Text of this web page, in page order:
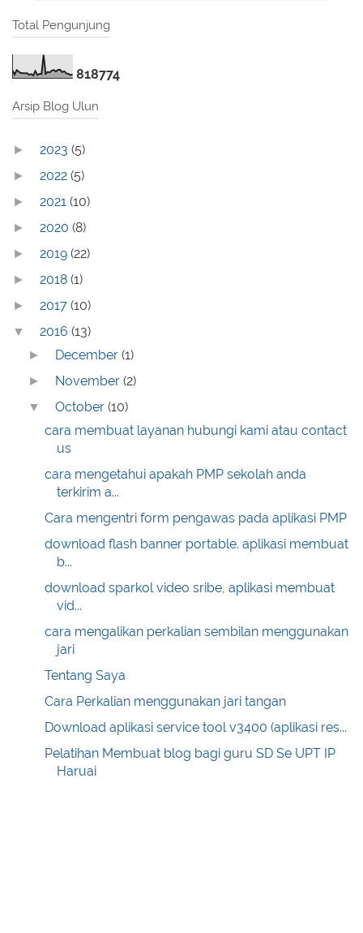
Total Pengunjung
818774
Arsip Blog Ulun
► 2023 (5)
► 2022 (5)
► 2021 (10)
► 2020 (8)
► 2019 (22)
► 2018 (1)
► 2017 (10)
▼ 2016 (13)
► December(1)
► November(2)
▼ October(10)
cara membuat layanan hubungi kami atau contact
us
cara mengetahui apakah PMP sekolah anda
terkirim a...
Cara mengentri form pengawas pada aplikasi PMP
download flash banner portable. aplikasi membuat
b...
download sparkol video sribe, aplikasi membuat
vid...
cara mengalikan perkalian sembilan menggunakan
jari
Tentang Saya
Cara Perkalian menggunakan jari tangan
Download aplikasi service tool v3400 (aplikasi res...
Pelatihan Membuat blog bagi guru SD Se UPT IP
Haruai